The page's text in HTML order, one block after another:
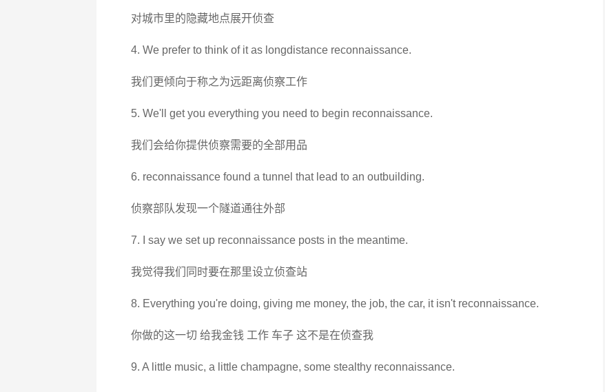
对城市里的隐藏地点展开侦查
4. We prefer to think of it as longdistance reconnaissance.
我们更倾向于称之为远距离侦察工作
5. We'll get you everything you need to begin reconnaissance.
我们会给你提供侦察需要的全部用品
6. reconnaissance found a tunnel that lead to an outbuilding.
侦察部队发现一个隧道通往外部
7. I say we set up reconnaissance posts in the meantime.
我觉得我们同时要在那里设立侦查站
8. Everything you're doing, giving me money, the job, the car, it isn't reconnaissance.
你做的这一切 给我金钱 工作 车子 这不是在侦查我
9. A little music, a little champagne, some stealthy reconnaissance.